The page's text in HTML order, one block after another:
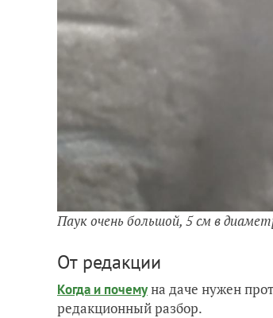
Паук очень большой, 5 см в
От редакции
Когда и почемуна даче нужен
редакционный разбор.